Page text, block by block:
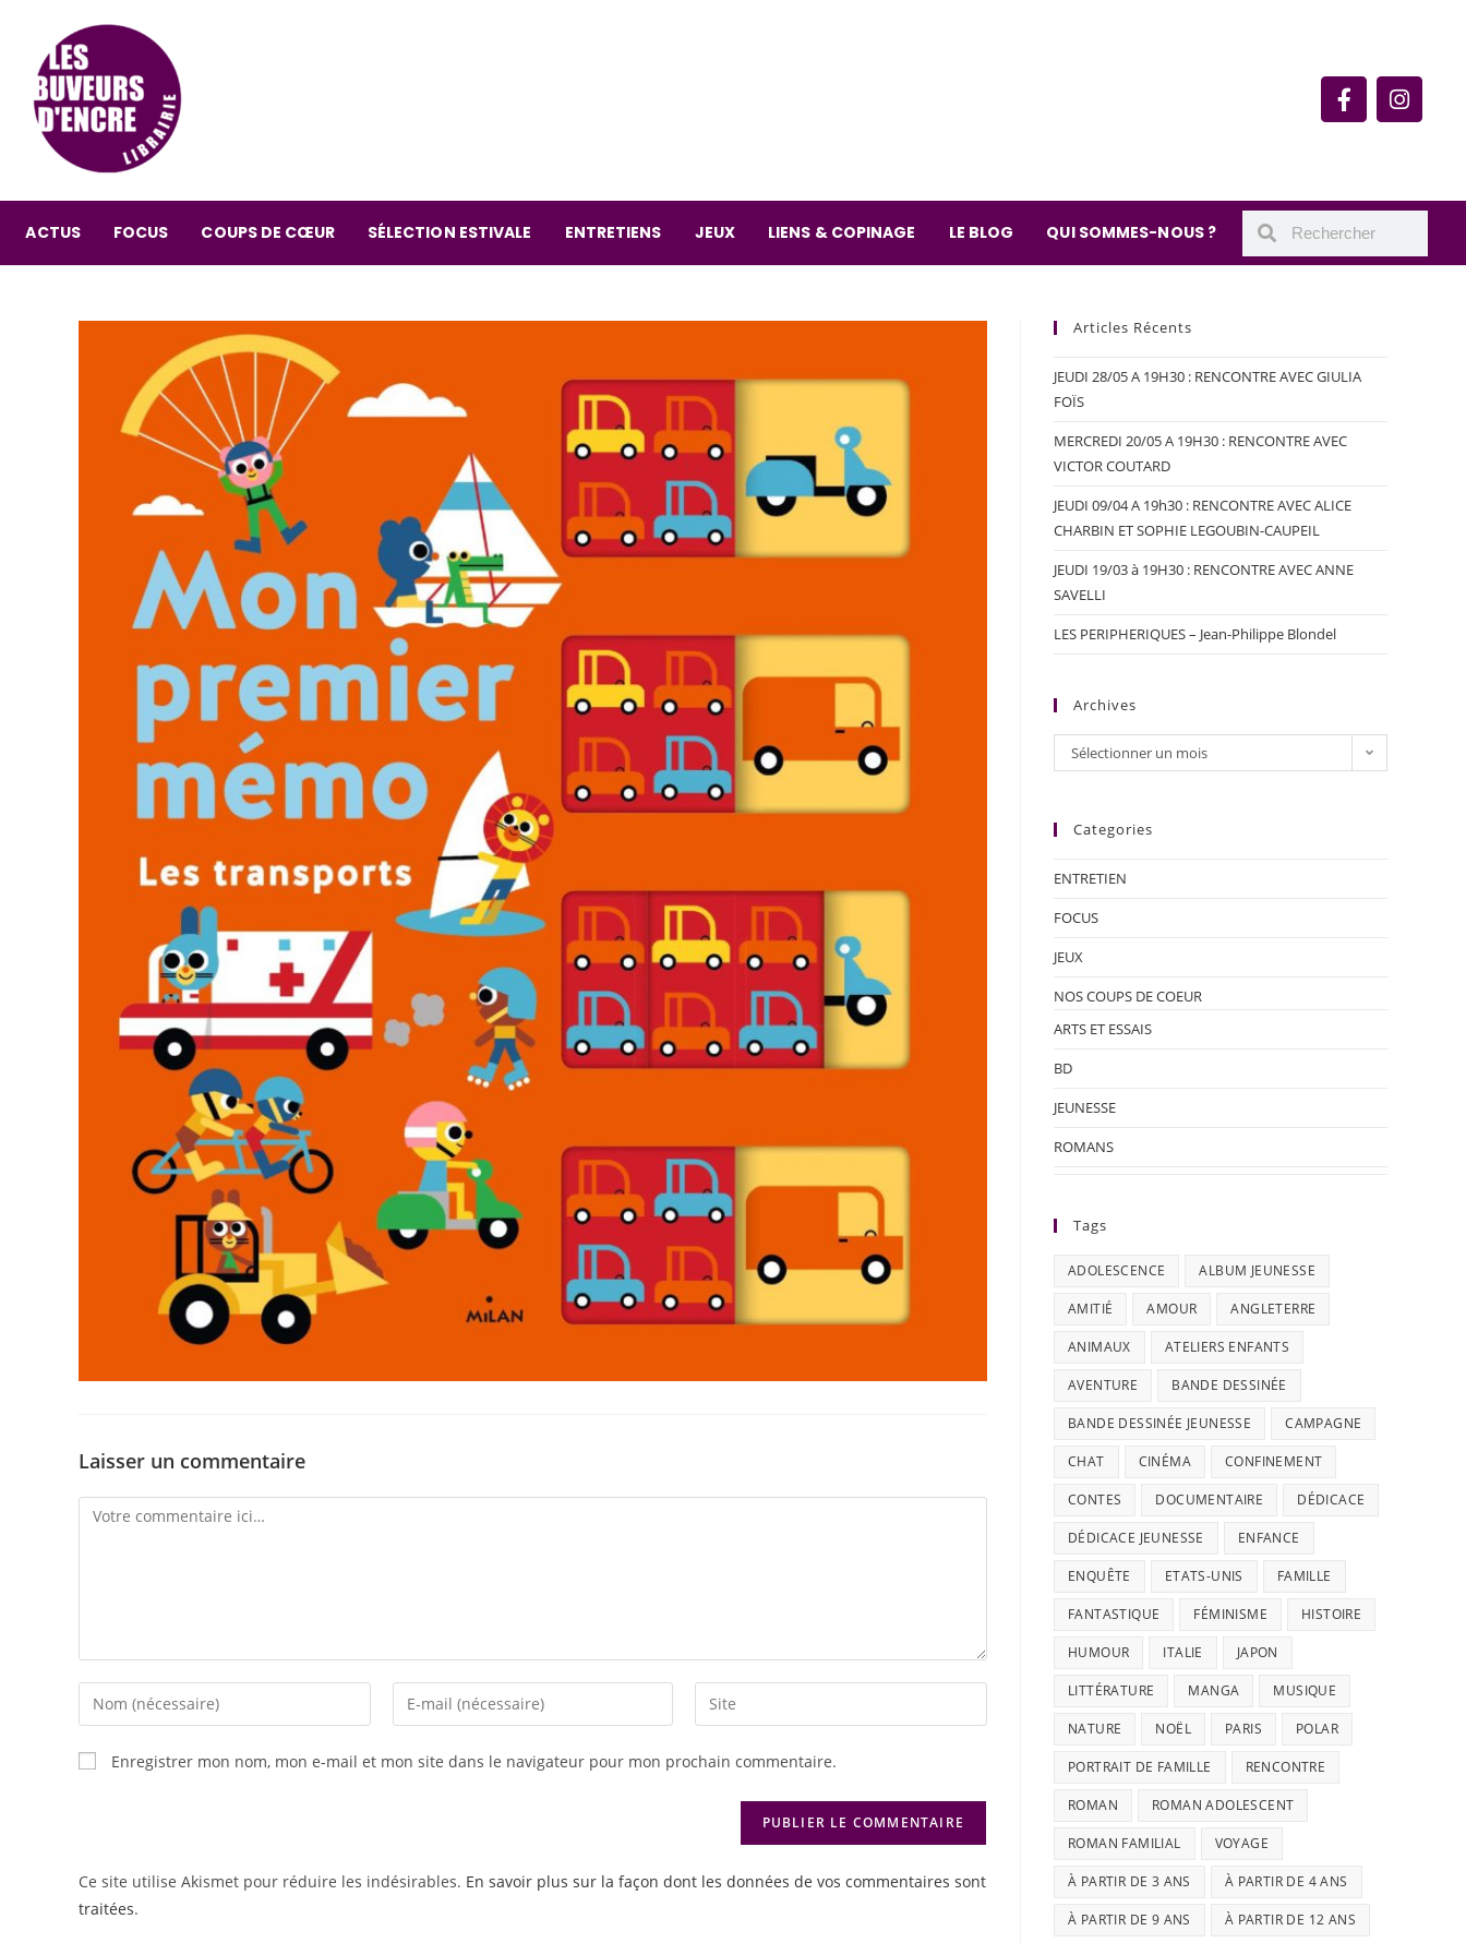
ACTUS FOCUS COUPS DE CŒUR SÉLECTION ESTIVALE ENTRETIENS JEUX LIENS & COPINAGE LE BLOG QUI SOMMES-NOUS ?
Laisser un commentaire
Enregistrer mon nom, mon e-mail et mon site dans le navigateur pour mon prochain commentaire.
Ce site utilise Akismet pour réduire les indésirables. En savoir plus sur la façon dont les données de vos commentaires sont
traitées.
Articles Récents
JEUDI 28/05 A 19H30 : RENCONTRE AVEC GIULIA
FOÏS
MERCREDI 20/05 A 19H30 : RENCONTRE AVEC
VICTOR COUTARD
JEUDI 09/04 A 19h30 : RENCONTRE AVEC ALICE
CHARBIN ET SOPHIE LEGOUBIN-CAUPEIL
JEUDI 19/03 à 19H30 : RENCONTRE AVEC ANNE
SAVELLI
LES PERIPHERIQUES – Jean-Philippe Blondel
Archives
Sélectionner un mois
Categories
ENTRETIEN
FOCUS
JEUX
NOS COUPS DE COEUR
ARTS ET ESSAIS
BD
JEUNESSE
ROMANS
Tags
ADOLESCENCE ALBUM JEUNESSE
AMITIÉ AMOUR ANGLETERRE
ANIMAUX ATELIERS ENFANTS
AVENTURE BANDE DESSINÉE
BANDE DESSINÉE JEUNESSE CAMPAGNE
CHAT CINÉMA CONFINEMENT
CONTES DOCUMENTAIRE DÉDICACE
DÉDICACE JEUNESSE ENFANCE
ENQUÊTE ETATS-UNIS FAMILLE
FANTASTIQUE FÉMINISME HISTOIRE
HUMOUR ITALIE JAPON
LITTÉRATURE MANGA MUSIQUE
NATURE NOËL PARIS POLAR
PORTRAIT DE FAMILLE RENCONTRE
ROMAN ROMAN ADOLESCENT
ROMAN FAMILIAL VOYAGE
À PARTIR DE 3 ANS À PARTIR DE 4 ANS
À PARTIR DE 9 ANS À PARTIR DE 12 ANS